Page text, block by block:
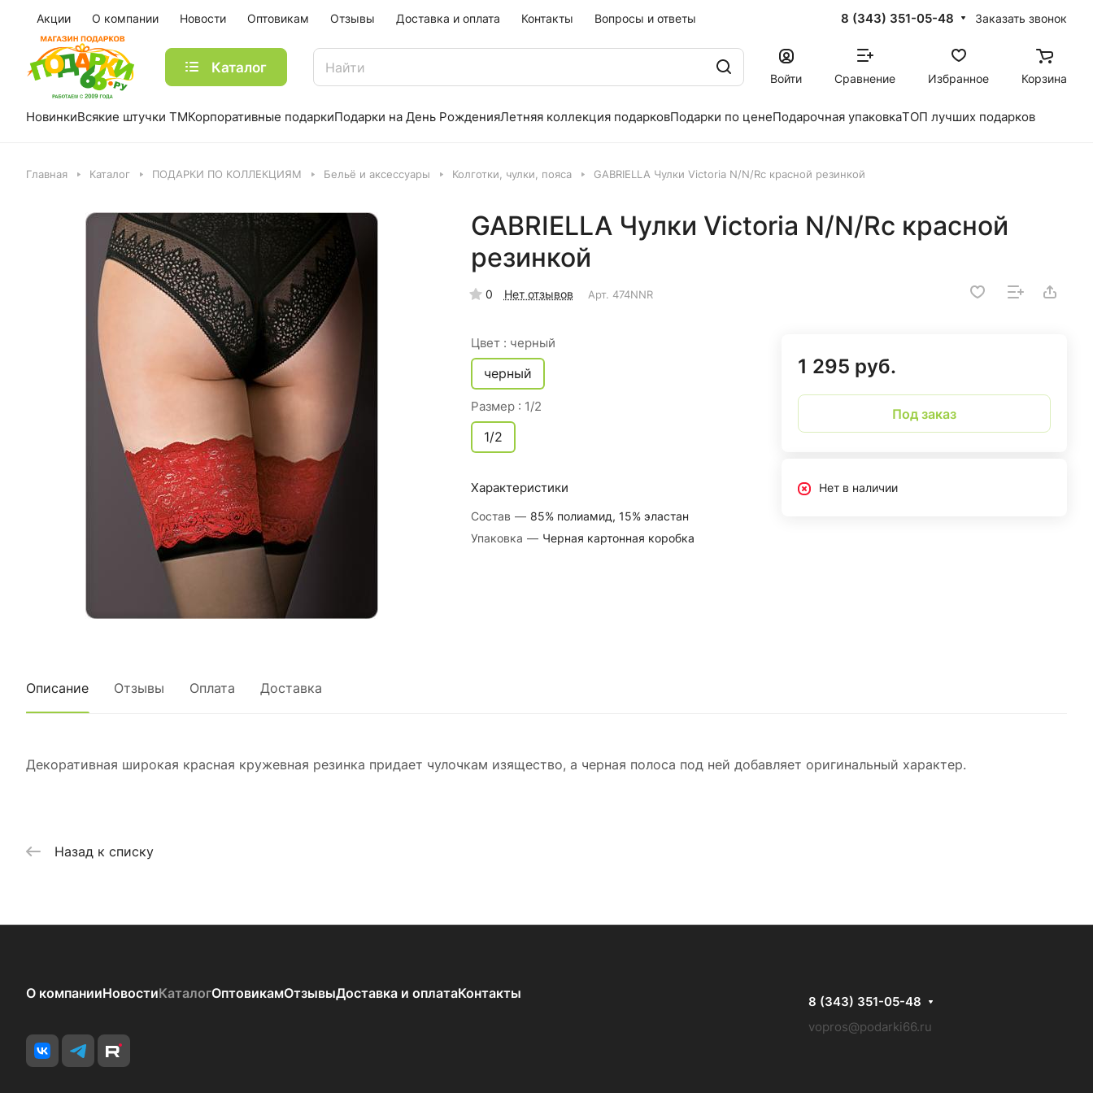
Акции О компании Новости Оптовикам Отзывы Доставка и оплата Контакты Вопросы и ответы 8 (343) 351-05-48 Заказать звонок
Каталог
Войти Сравнение Избранное Корзина
НовинкиВсякие штучки ТМКорпоративные подаркиПодарки на День РожденияЛетняя коллекция подарковПодарки по ценеПодарочная упаковкаТОП лучших подарков
Главная Каталог ПОДАРКИ ПО КОЛЛЕКЦИЯМ Бельё и аксессуары Колготки, чулки, пояса GABRIELLA Чулки Victoria N/N/Rс красной резинкой
GABRIELLA Чулки Victoria N/N/Rс красной
резинкой
0 Нет отзывов Арт. 474NNR
Цвет : черный
черный
Размер : 1/2
1/2
Характеристики
Состав — 85% полиамид, 15% эластан
Упаковка — Черная картонная коробка
1 295 руб.
Под заказ
Нет в наличии
Описание Отзывы Оплата Доставка
Декоративная широкая красная кружевная резинка придает чулочкам изящество, а черная полоса под ней добавляет оригинальный характер.
Назад к списку
О компанииНовостиКаталогОптовикамОтзывыДоставка и оплатаКонтакты
8 (343) 351-05-48
vopros@podarki66.ru